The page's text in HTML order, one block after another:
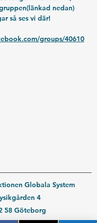
nedan)
så ses vi där!
groups/40610
Globala System
4
58 Göteborg